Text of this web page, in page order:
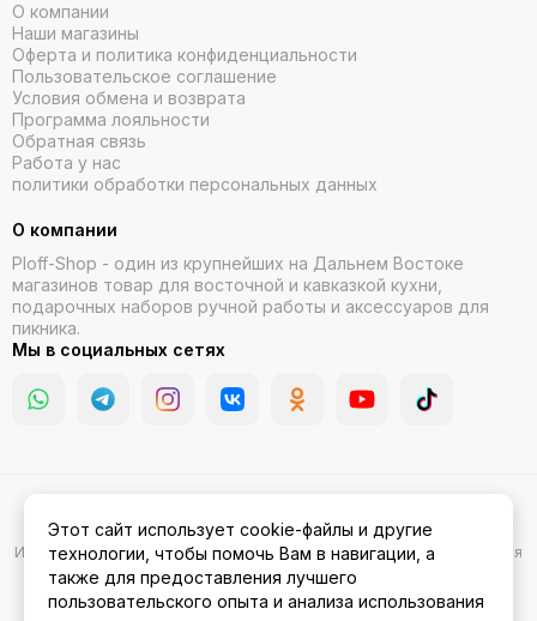
О компании
Наши магазины
Оферта и политика конфиденциальности
Пользовательское соглашение
Условия обмена и возврата
Программа лояльности
Обратная связь
Работа у нас
политики обработки персональных данных
О компании
Ploff-Shop - один из крупнейших на Дальнем Востоке
магазинов товар для восточной и кавказкой кухни,
подарочных наборов ручной работы и аксессуаров для
пикника.
Мы в социальных сетях
Амуре.Карта сайта
Информация на сайте носит ознакомительный характер и не является
публичной офертой.
Этот сайт использует cookie-файлы и другие
технологии, чтобы помочь Вам в навигации, а
также для предоставления лучшего
пользовательского опыта и анализа использования